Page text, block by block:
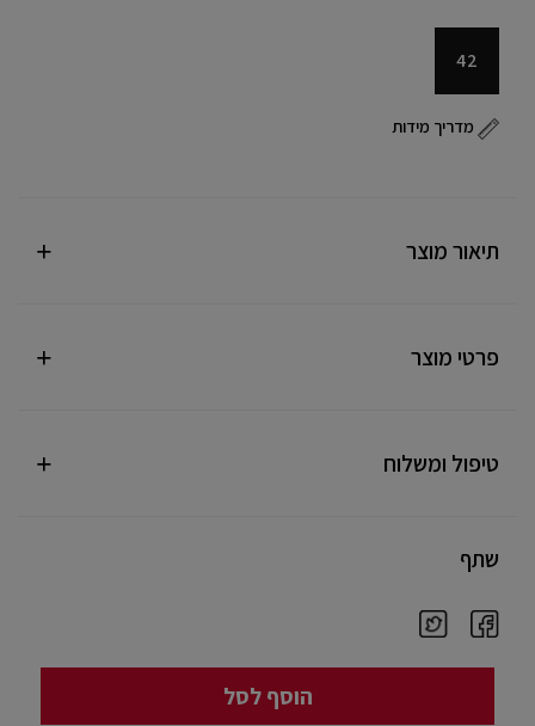
42
מדריך מידות
תיאור מוצר
פרטי מוצר
טיפול ומשלוח
שתף
הוסף לסל